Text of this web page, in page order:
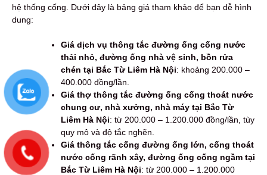
hệ thống cống. Dưới đây là bảng giá tham khảo để bạn dễ hình
dung:
Giá dịch vụ thông tắc đường ống cống nước
thải nhỏ, đường ống nhà vệ sinh, bồn rửa
chén tại Bắc Từ Liêm Hà Nội: khoảng 200.000 –
400.000 đồng/lần.
Giá thợ thông tắc đường ống cống thoát nước
chung cư, nhà xưởng, nhà máy tại Bắc Từ
Liêm Hà Nội: từ 200.000 – 1.200.000 đồng/lần, tùy
quy mô và độ tắc nghẽn.
Giá thông tắc cống đường ống lớn, cống thoát
nước cống rãnh xây, đường ống cống ngầm tại
Bắc Từ Liêm Hà Nội: từ 200.000 – 1.200.000